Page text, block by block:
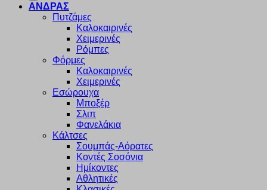
ΑΝΔΡΑΣ
Πυτζάμες
Καλοκαιρινές
Χειμερινές
Ρόμπες
Φόρμες
Καλοκαιρινές
Χειμερινές
Εσώρουχα
Μποξέρ
Σλιπ
Φανελάκια
Κάλτσες
Σουμπάς-Αόρατες
Κοντές Σοσόνια
Ημίκοντες
Αθλητικές